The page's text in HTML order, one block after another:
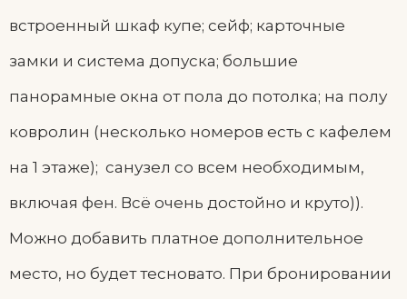
встроенный шкаф купе; сейф; карточные
замки и система допуска; большие
панорамные окна от пола до потолка; на полу
ковролин (несколько номеров есть с кафелем
на 1 этаже); санузел со всем необходимым,
включая фен. Всё очень достойно и круто)).
Можно добавить платное дополнительное
место, но будет тесновато. При бронировании